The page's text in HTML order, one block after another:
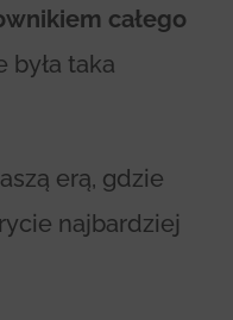
całego
była taka
erą, gdzie
najbardziej